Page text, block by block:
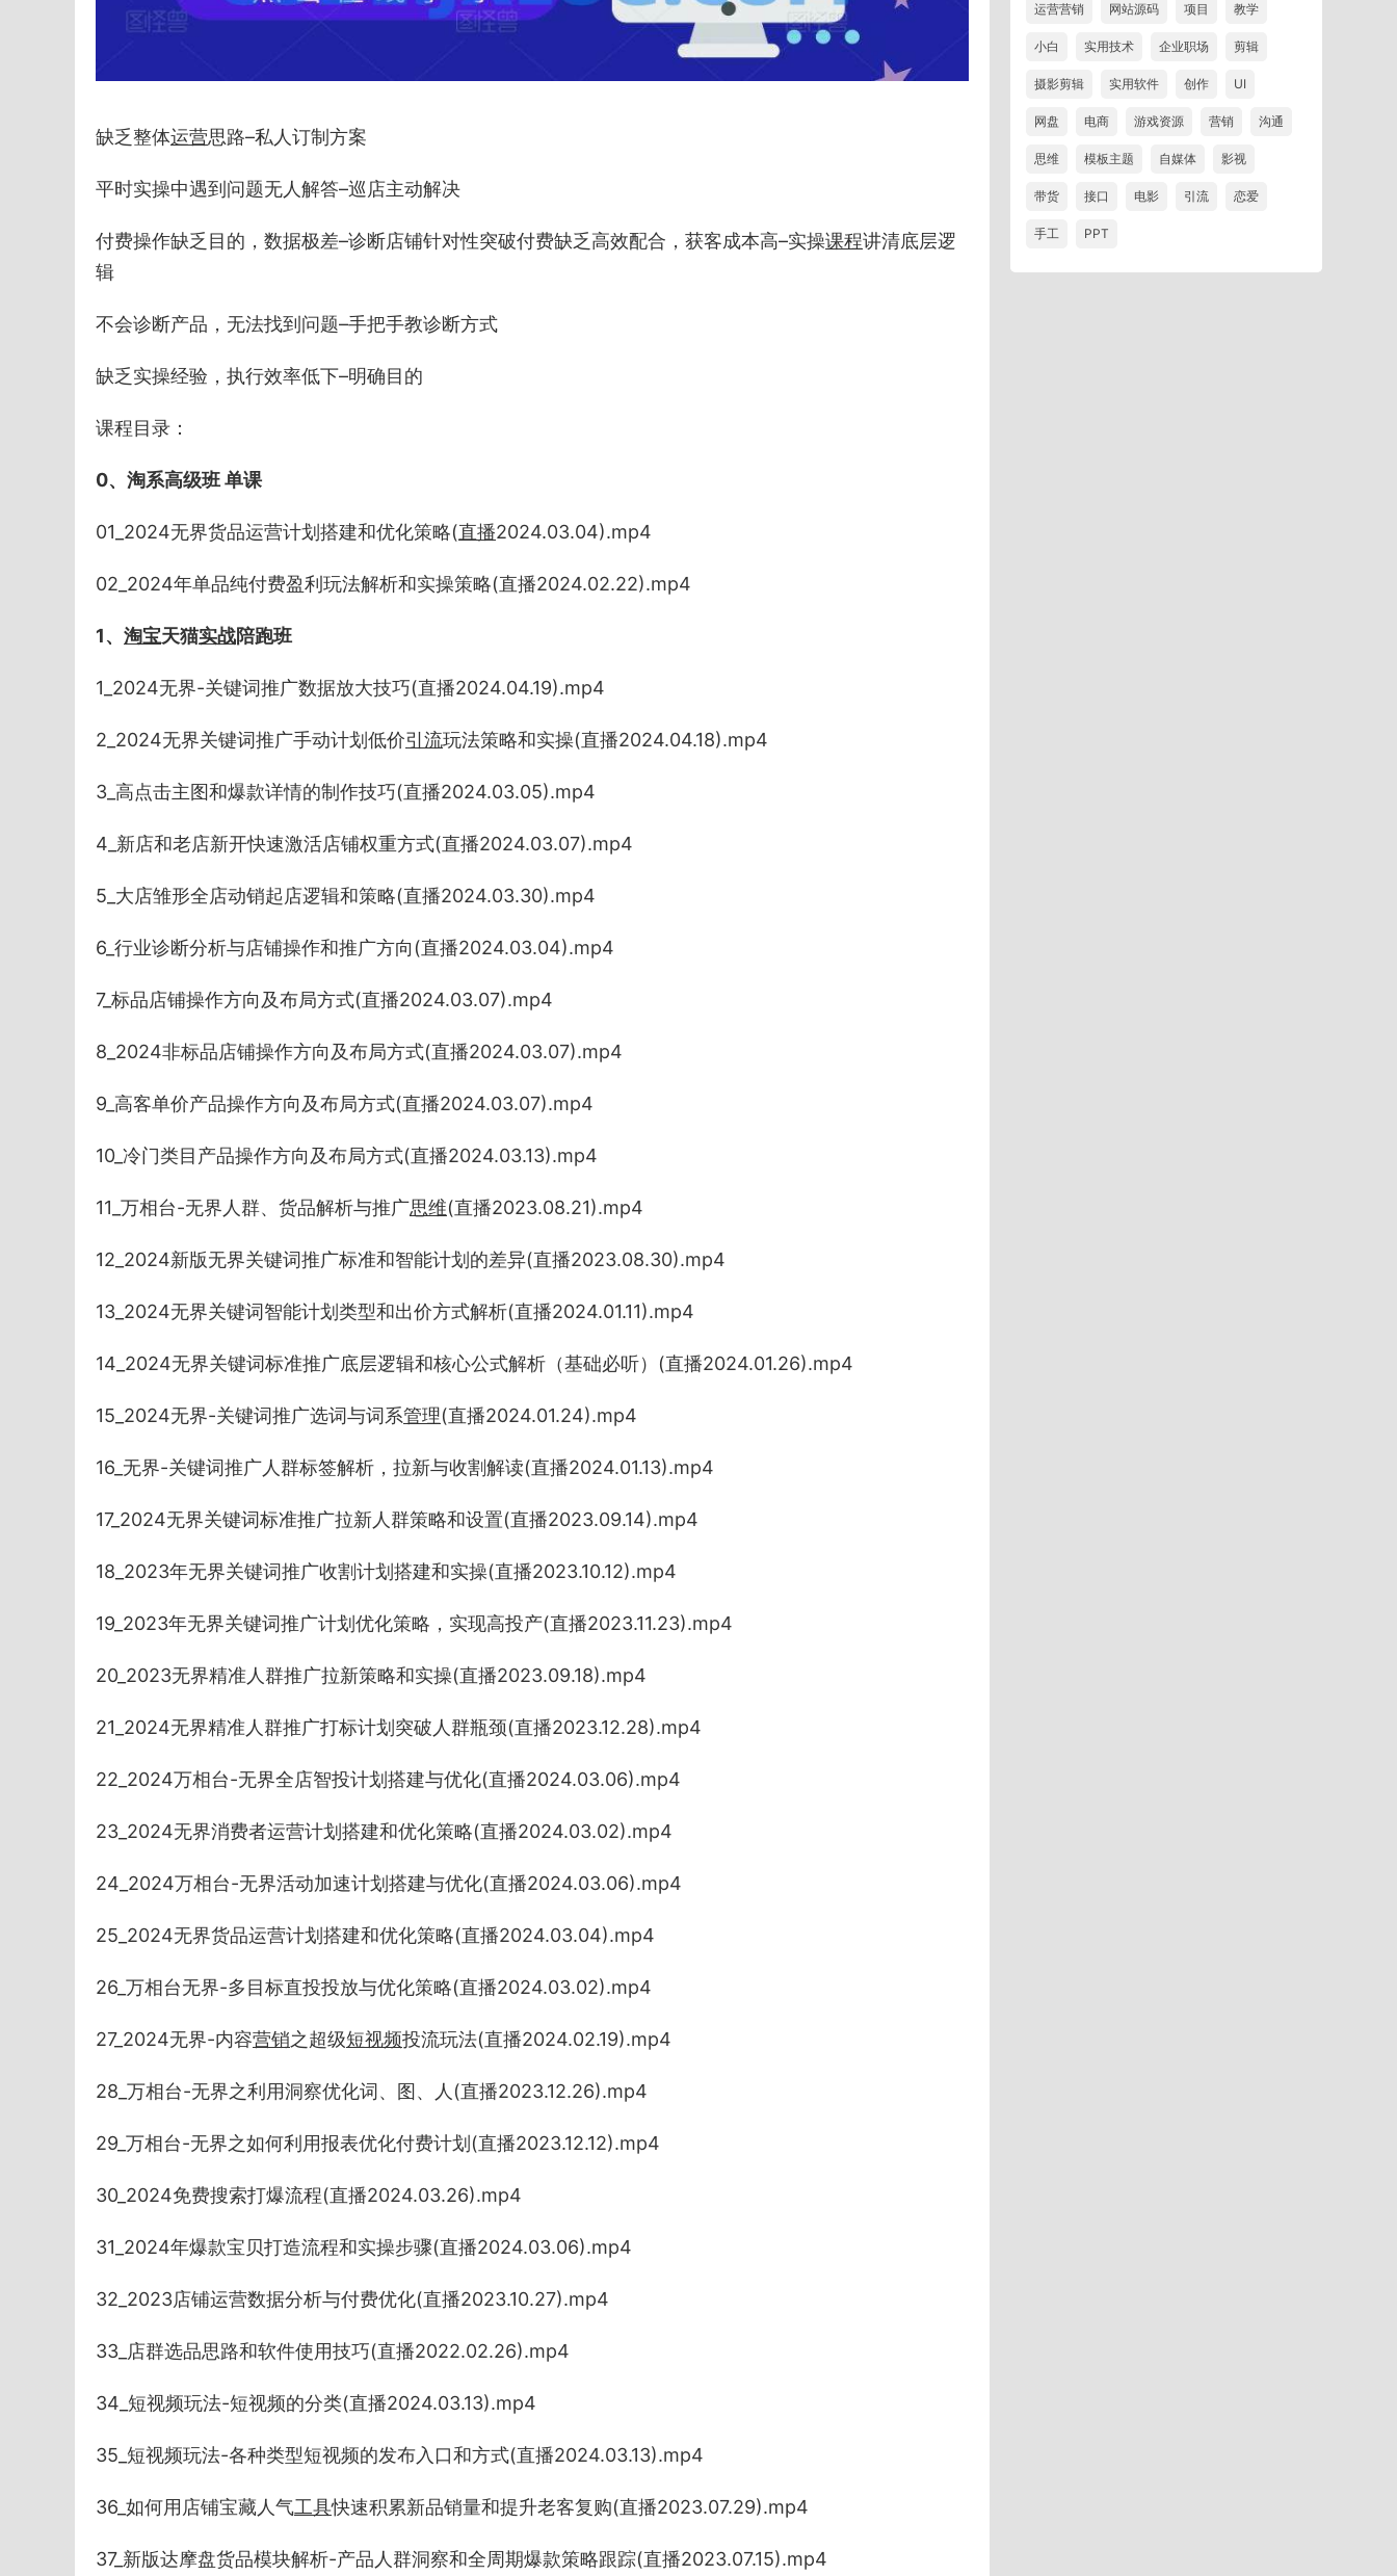
缺乏整体运营思路–私人订制方案
平时实操中遇到问题无人解答–巡店主动解决
付费操作缺乏目的，数据极差–诊断店铺针对性突破付费缺乏高效配合，获客成本高–实操课程讲清底层逻
辑
不会诊断产品，无法找到问题–手把手教诊断方式
缺乏实操经验，执行效率低下–明确目的
课程目录：
0、淘系高级班 单课
01_2024无界货品运营计划搭建和优化策略(直播2024.03.04).mp4
02_2024年单品纯付费盈利玩法解析和实操策略(直播2024.02.22).mp4
1、 淘宝天猫实战陪跑班
1_2024无界-关键词推广数据放大技巧(直播2024.04.19).mp4
2_2024无界关键词推广手动计划低价引流玩法策略和实操(直播2024.04.18).mp4
3_高点击主图和爆款详情的制作技巧(直播2024.03.05).mp4
4_新店和老店新开快速激活店铺权重方式(直播2024.03.07).mp4
5_大店雏形全店动销起店逻辑和策略(直播2024.03.30).mp4
6_行业诊断分析与店铺操作和推广方向(直播2024.03.04).mp4
7_标品店铺操作方向及布局方式(直播2024.03.07).mp4
8_2024非标品店铺操作方向及布局方式(直播2024.03.07).mp4
9_高客单价产品操作方向及布局方式(直播2024.03.07).mp4
10_冷门类目产品操作方向及布局方式(直播2024.03.13).mp4
11_万相台-无界人群、货品解析与推广思维(直播2023.08.21).mp4
12_2024新版无界关键词推广标准和智能计划的差异(直播2023.08.30).mp4
13_2024无界关键词智能计划类型和出价方式解析(直播2024.01.11).mp4
14_2024无界关键词标准推广底层逻辑和核心公式解析（基础必听）(直播2024.01.26).mp4
15_2024无界-关键词推广选词与词系管理(直播2024.01.24).mp4
16_无界-关键词推广人群标签解析，拉新与收割解读(直播2024.01.13).mp4
17_2024无界关键词标准推广拉新人群策略和设置(直播2023.09.14).mp4
18_2023年无界关键词推广收割计划搭建和实操(直播2023.10.12).mp4
19_2023年无界关键词推广计划优化策略，实现高投产(直播2023.11.23).mp4
20_2023无界精准人群推广拉新策略和实操(直播2023.09.18).mp4
21_2024无界精准人群推广打标计划突破人群瓶颈(直播2023.12.28).mp4
22_2024万相台-无界全店智投计划搭建与优化(直播2024.03.06).mp4
23_2024无界消费者运营计划搭建和优化策略(直播2024.03.02).mp4
24_2024万相台-无界活动加速计划搭建与优化(直播2024.03.06).mp4
25_2024无界货品运营计划搭建和优化策略(直播2024.03.04).mp4
26_万相台无界-多目标直投投放与优化策略(直播2024.03.02).mp4
27_2024无界-内容营销之超级短视频投流玩法(直播2024.02.19).mp4
28_万相台-无界之利用洞察优化词、图、人(直播2023.12.26).mp4
29_万相台-无界之如何利用报表优化付费计划(直播2023.12.12).mp4
30_2024免费搜索打爆流程(直播2024.03.26).mp4
31_2024年爆款宝贝打造流程和实操步骤(直播2024.03.06).mp4
32_2023店铺运营数据分析与付费优化(直播2023.10.27).mp4
33_店群选品思路和软件使用技巧(直播2022.02.26).mp4
34_短视频玩法-短视频的分类(直播2024.03.13).mp4
35_短视频玩法-各种类型短视频的发布入口和方式(直播2024.03.13).mp4
36_如何用店铺宝藏人气工具快速积累新品销量和提升老客复购(直播2023.07.29).mp4
37_新版达摩盘货品模块解析-产品人群洞察和全周期爆款策略跟踪(直播2023.07.15).mp4
运营营销 网站源码 项目 教学
小白 实用技术 企业职场 剪辑
摄影剪辑 实用软件 创作 UI
网盘 电商 游戏资源 营销 沟通
思维 模板主题 自媒体 影视
带货 接口 电影 引流 恋爱
手工 PPT